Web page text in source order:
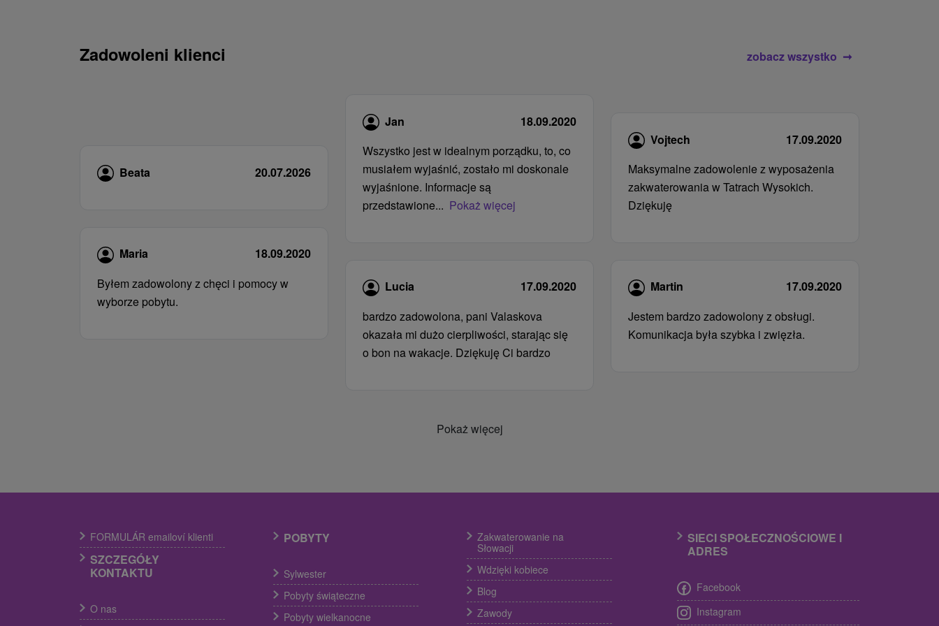
Zadowoleni klienci zobacz wszystko
Beata 20.07.2026
Maria
18.09.2020
Byłem zadowolony z chęci i pomocy w
wyborze pobytu.
Jan
18.09.2020
Wszystko jest w idealnym porządku, to, co
musiałem wyjaśnić, zostało mi doskonale
wyjaśnione. Informacje są
przedstawione... Pokaż więcej
Lucia
17.09.2020
bardzo zadowolona, ​​pani Valaskova
okazała mi dużo cierpliwości, starając się
o bon na wakacje. Dziękuję Ci bardzo
Vojtech
17.09.2020
Maksymalne zadowolenie z wyposażenia
zakwaterowania w Tatrach Wysokich.
Dziękuję
Martin
17.09.2020
Jestem bardzo zadowolony z obsługi.
Komunikacja była szybka i zwięzła.
Pokaż więcej
FORMULÁR emailoví klienti
SZCZEGÓŁY
KONTAKTU
O nas
POBYTY
Sylwester
Pobyty świąteczne
Pobyty wielkanocne
Zakwaterowanie na
Słowacji
Wdzięki kobiece
Blog
Zawody
SIECI SPOŁECZNOŚCIOWE I
ADRES
Facebook
Instagram